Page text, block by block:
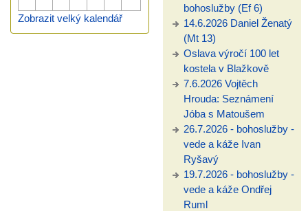
Zobrazit velký kalendář
bohoslužby (Ef 6)
14.6.2026 Daniel Ženatý
(Mt 13)
Oslava výročí 100 let
kostela v Blažkově
7.6.2026 Vojtěch
Hrouda: Seznámení
Jóba s Matoušem
26.7.2026 - bohoslužby -
vede a káže Ivan
Ryšavý
19.7.2026 - bohoslužby -
vede a káže Ondřej
Ruml